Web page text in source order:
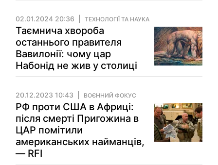
02.01.2024 20:36 ТЕХНОЛОГІЇ ТА НАУКА
Таємнича хвороба
останнього правителя
Вавилонії: чому цар
Набонід не жив у столиці
20.12.2023 10:43 ВОЄННИЙ ФОКУС
РФ проти США в Африці:
після смерті Пригожина в
ЦАР помітили
американських найманців,
— RFI